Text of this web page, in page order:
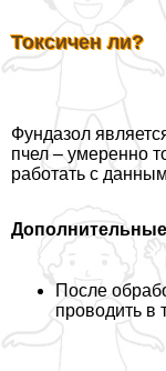
Токсичен ли?
Фундазол
пчел – умеренно
работать с
После
проводить в